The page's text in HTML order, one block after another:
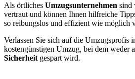
Als örtliches Umzugsunternehmen sind
vertraut und können Ihnen hilfreiche
so reibungslos und effizient wie möglich
Verlassen Sie sich auf die Umzugsprofis
kostengünstigen Umzug, bei dem weder
Sicherheit gespart wird.